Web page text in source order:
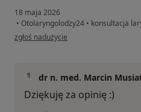
18 maja 2026
• Otolaryngolodzy24 • konsultacja
w opinii użytkownika AW
zgłoś nadużycie
dr n. med. Marcin
Dziękuję za opinię :)